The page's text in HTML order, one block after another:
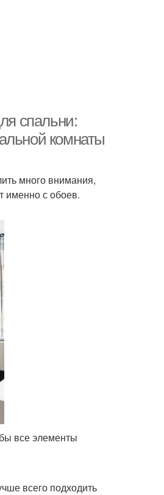
спальни:
комнаты
много внимания,
именно с обоев.
все элементы
всего подходить